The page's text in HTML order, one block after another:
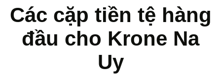
Các cặp tiền tệ hàng
đầu cho Krone Na
Uy